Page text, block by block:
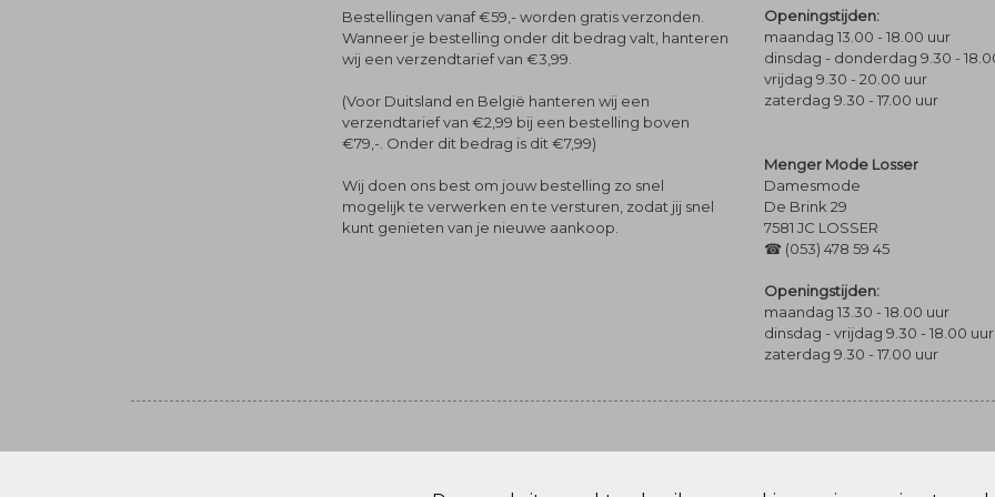
Bestellingen vanaf €59,- worden gratis verzonden.
Wanneer je bestelling onder dit bedrag valt, hanteren
wij een verzendtarief van €3,99.
(Voor Duitsland en België hanteren wij een
verzendtarief van €2,99 bij een bestelling boven
€79,-. Onder dit bedrag is dit €7,99)
Wij doen ons best om jouw bestelling zo snel
mogelijk te verwerken en te versturen, zodat jij snel
kunt genieten van je nieuwe aankoop.
Openingstijden:
maandag 13.00 - 18.00 uur
dinsdag - donderdag 9.30 -
vrijdag 9.30 - 20.00 uur
zaterdag 9.30 - 17.00 uur
Menger Mode Losser
Damesmode
De Brink 29
7581 JC LOSSER
☎ (053) 478 59 45
Openingstijden:
maandag 13.30 - 18.00 uur
dinsdag - vrijdag 9.30 - 18.00 uur
zaterdag 9.30 - 17.00 uur